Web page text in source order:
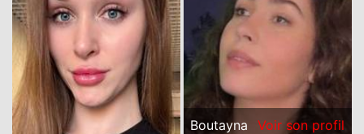
Boutayna Voir son profil